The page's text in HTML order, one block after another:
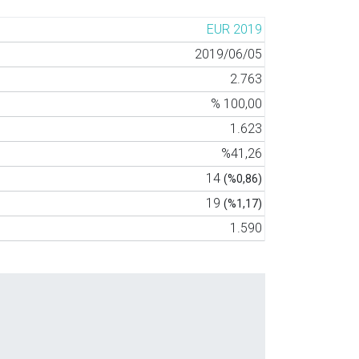
EUR 2019
2019/06/05
2.763
% 100,00
1.623
%41,26
14 (%0,86)
19 (%1,17)
1.590